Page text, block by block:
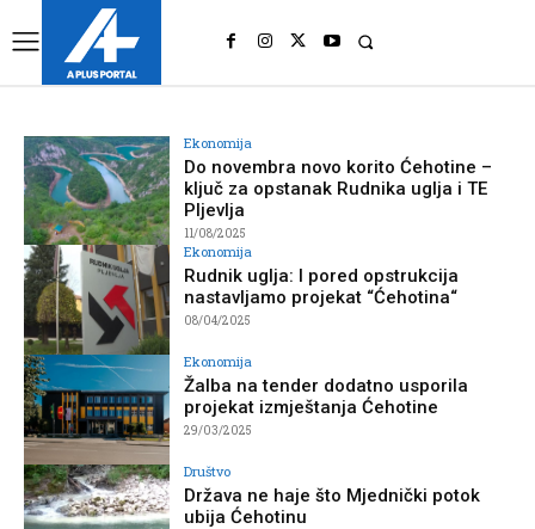
Ekonomija
Do novembra novo korito Ćehotine –
ključ za opstanak Rudnika uglja i TE
Pljevlja
11/08/2025
Ekonomija
Rudnik uglja: I pored opstrukcija
nastavljamo projekat “Ćehotina“
08/04/2025
Ekonomija
Žalba na tender dodatno usporila
projekat izmještanja Ćehotine
29/03/2025
Društvo
Država ne haje što Mjednički potok
ubija Ćehotinu